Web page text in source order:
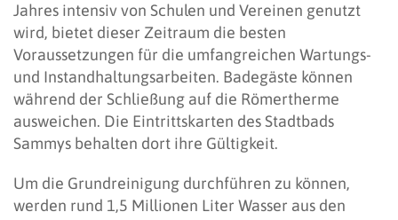
Jahres intensiv von Schulen und Vereinen genutzt
wird, bietet dieser Zeitraum die besten
Voraussetzungen für die umfangreichen Wartungs-
und Instandhaltungsarbeiten. Badegäste können
während der Schließung auf die Römertherme
ausweichen. Die Eintrittskarten des Stadtbads
Sammys behalten dort ihre Gültigkeit.
Um die Grundreinigung durchführen zu können,
werden rund 1,5 Millionen Liter Wasser aus den